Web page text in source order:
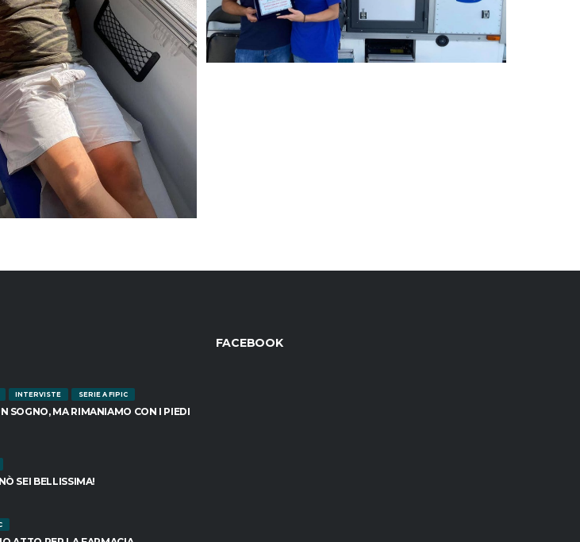
INTERVISTE SERIE A FIPIC
SOGNO, MA RIMANIAMO CON I PIEDI
SEI BELLISSIMA!
FACEBOOK